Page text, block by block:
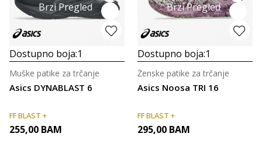
Brzi Pregled
Dostupno boja:1
Asics DYNABLAST 6
Muške patike za trčanje
FF BLAST +
255,00 BAM
Brzi Pregled
Dostupno boja:1
Asics Noosa TRI 16
Ženske patike za trčanje
FF BLAST +
295,00 BAM